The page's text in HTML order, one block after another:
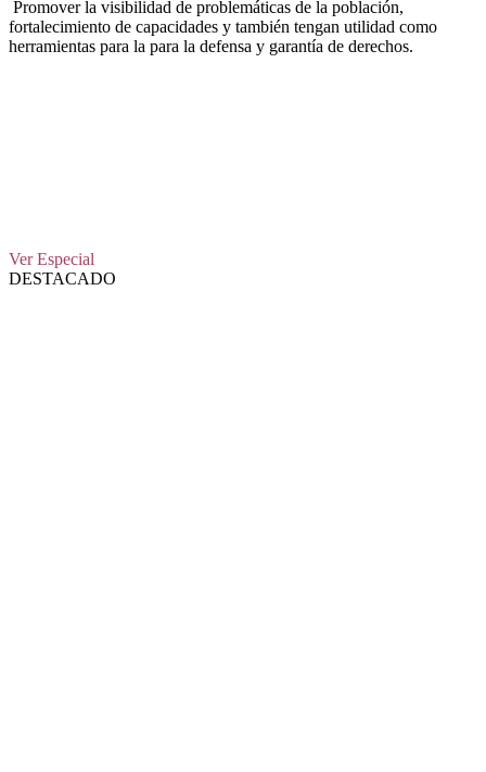
Promover la visibilidad de problemáticas de la población,
fortalecimiento de capacidades y también tengan utilidad como
herramientas para la para la defensa y garantía de derechos.
Ver Especial
DESTACADO